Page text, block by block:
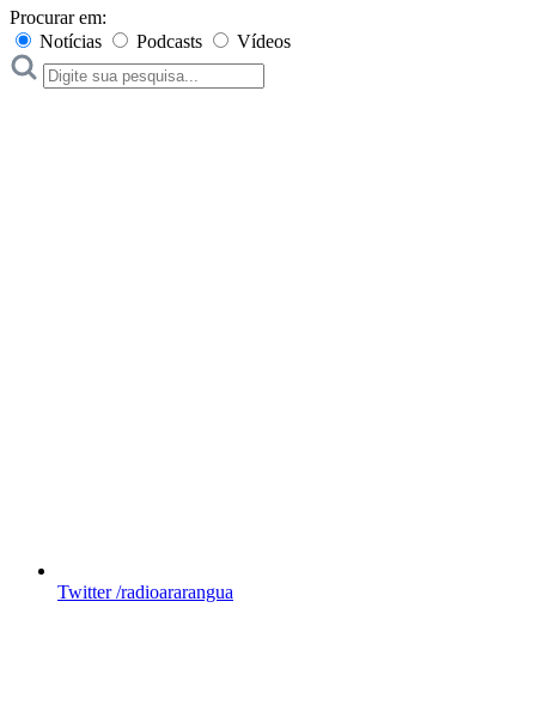
Procurar em:
Notícias
Podcasts Vídeos
Twitter /radioararangua